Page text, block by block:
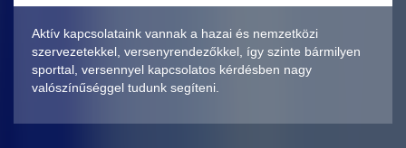
Aktív kapcsolataink vannak a hazai és nemzetközi
szervezetekkel, versenyrendezőkkel, így szinte bármilyen
sporttal, versennyel kapcsolatos kérdésben nagy
valószínűséggel tudunk segíteni.